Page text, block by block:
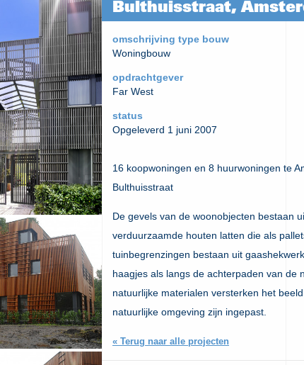
Bulthuisstraat,
omschrijving type bouw
Woningbouw
opdrachtgever
Far West
status
Opgeleverd 1 juni 2007
16 koopwoningen en 8 huurwoningen te
Bulthuisstraat
De gevels van de woonobjecten bestaan
verduurzaamde houten latten die als
tuinbegrenzingen bestaan uit
haagjes als langs de achterpaden van de
natuurlijke materialen versterken het
natuurlijke omgeving zijn ingepast.
« Terug naar alle projecten